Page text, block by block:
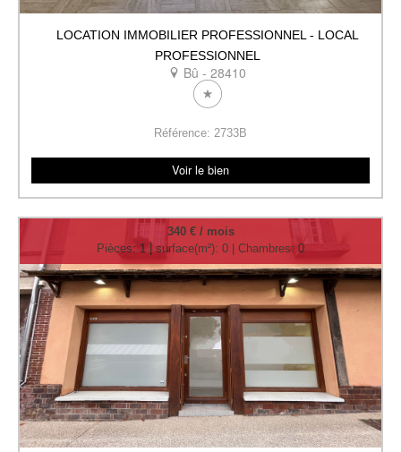
LOCATION IMMOBILIER PROFESSIONNEL - LOCAL
PROFESSIONNEL
Bû - 28410
Référence: 2733B
Voir le bien
340 € / mois
Pièces: 1 | surface(m²): 0 | Chambres: 0